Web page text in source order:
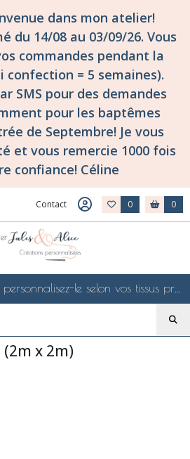
dans mon atelier!
du 14/08 au 03/09/26. Vous
commandes pendant la
= 5 semaines).
SMS pour des demandes
pour les baptêmes
de Septembre! Je vous
et vous remercie 1000 fois
confiance! Céline
Contact 0 0
Choisissez un modèle et personnalisez-le selon vos tissus préférés de mes collections en ligne, je le confectionnerai selon vos souhaits
(2m x 2m)